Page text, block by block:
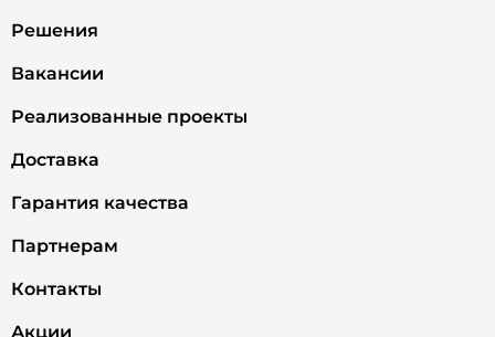
Решения
Вакансии
Реализованные проекты
Доставка
Гарантия качества
Партнерам
Контакты
Акции